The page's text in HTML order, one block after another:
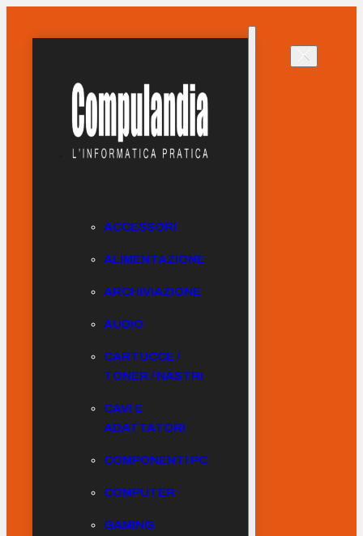
ACCESSORI
ALIMENTAZIONE
ARCHIVIAZIONE
AUDIO
CARTUCCE /
TONER / NASTRI
CAVI E
ADATTATORI
COMPONENTI PC
COMPUTER
GAMING